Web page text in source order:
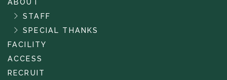
ABOUT
STAFF
SPECIAL THANKS
FACILITY
ACCESS
RECRUIT